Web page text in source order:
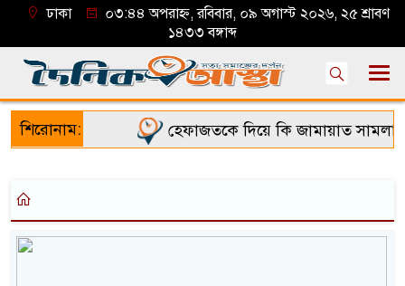
ঢাকা
০৩:৪৪ অপরাহ্ন, রবিবার, ০৯ অগাস্ট ২০২৬, ২৫ শ্রাবণ
১৪৩৩ বঙ্গাব্দ
শিরোনাম: হেফাজতকে দিয়ে কি জামায়াত